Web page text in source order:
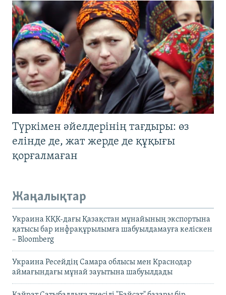
Түркімен әйелдерінің тағдыры: өз
елінде де, жат жерде де құқығы
қорғалмаған
Жаңалықтар
Украина КҚК-дағы Қазақстан мұнайының экспортына
қатысы бар инфрақұрылымға шабуылдамауға келіскен
– Bloomberg
Украина Ресейдің Самара облысы мен Краснодар
аймағындағы мұнай зауытына шабуылдады